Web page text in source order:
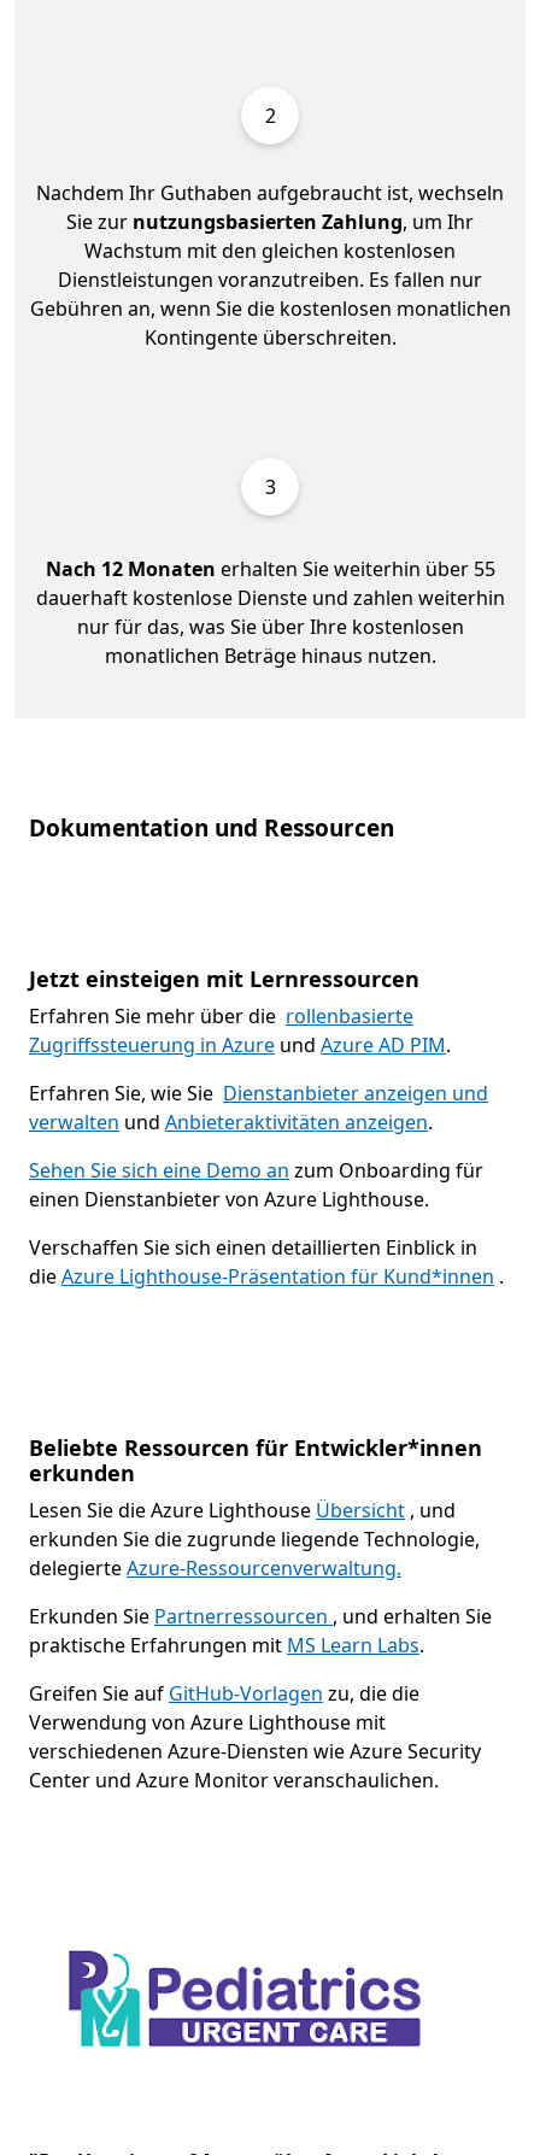
2
Nachdem Ihr Guthaben aufgebraucht ist, wechseln
Sie zur nutzungsbasierten Zahlung, um Ihr
Wachstum mit den gleichen kostenlosen
Dienstleistungen voranzutreiben. Es fallen nur
Gebühren an, wenn Sie die kostenlosen monatlichen
Kontingente überschreiten.
3
Nach 12 Monaten erhalten Sie weiterhin über 55
dauerhaft kostenlose Dienste und zahlen weiterhin
nur für das, was Sie über Ihre kostenlosen
monatlichen Beträge hinaus nutzen.
Dokumentation und Ressourcen
Jetzt einsteigen mit Lernressourcen
Erfahren Sie mehr über die rollenbasierte
Zugriffssteuerung in Azure und Azure AD PIM.
Erfahren Sie, wie Sie Dienstanbieter anzeigen und
verwalten und Anbieteraktivitäten anzeigen.
Sehen Sie sich eine Demo an zum Onboarding für
einen Dienstanbieter von Azure Lighthouse.
Verschaffen Sie sich einen detaillierten Einblick in
dieAzure Lighthouse-Präsentation für Kund*innen .
Beliebte Ressourcen für Entwickler*innen
erkunden
Lesen Sie die Azure Lighthouse Übersicht , und
erkunden Sie die zugrunde liegende Technologie,
delegierteAzure-Ressourcenverwaltung.
Erkunden Sie Partnerressourcen , und erhalten Sie
praktische Erfahrungen mit MS Learn Labs.
Greifen Sie auf GitHub-Vorlagen zu, die die
Verwendung von Azure Lighthouse mit
verschiedenen Azure-Diensten wie Azure Security
Center und Azure Monitor veranschaulichen.
„Der Umstieg auf Azure…über Azure